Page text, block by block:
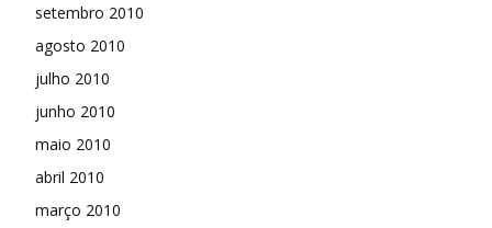
setembro 2010
agosto 2010
julho 2010
junho 2010
maio 2010
abril 2010
março 2010